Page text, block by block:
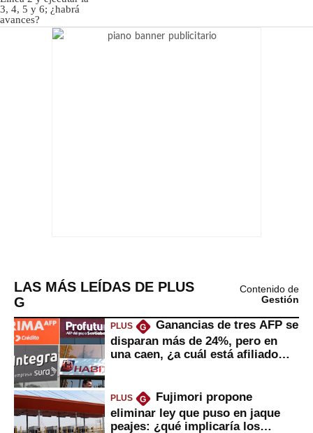
LAS MÁS LEÍDAS DE PLUS
G
Contenido de
Gestión
PLUS G
Ganancias de tres AFP se
disparan más de 24%, pero en
una caen, ¿a cuál está afiliado
PLUS G
Fujimori propone
eliminar ley que puso en jaque
peajes: ¿qué implicaría los